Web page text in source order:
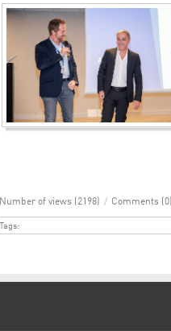
Number of views (2198) / Comments (0)
Tags: